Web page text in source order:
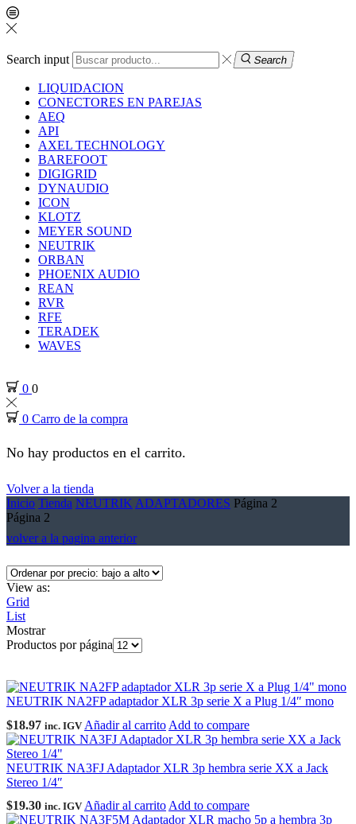
Search input Search
LIQUIDACION
CONECTORES EN PAREJAS
AEQ
API
AXEL TECHNOLOGY
BAREFOOT
DIGIGRID
DYNAUDIO
ICON
KLOTZ
MEYER SOUND
NEUTRIK
ORBAN
PHOENIX AUDIO
REAN
RVR
RFE
TERADEK
WAVES
0 0
0 Carro de la compra
No hay productos en el carrito.
Volver a la tienda
Inicio Tienda NEUTRIKADAPTADORES Página 2
Página 2
volver a la pagina anterior
View as:
Grid
List
Mostrar
Productos por página
NEUTRIK NA2FP adaptador XLR 3p serie X a Plug 1/4″ mono
$18.97 inc. IGV Añadir al carrito Add to compare
NEUTRIK NA3FJ Adaptador XLR 3p hembra serie XX a Jack
Stereo 1/4″
$19.30 inc. IGV Añadir al carrito Add to compare